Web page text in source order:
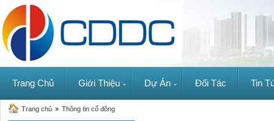
Trang Chủ Giới Thiệu Dự Án Đối Tác Tin
Trang chủ » Thông tin cổ đông